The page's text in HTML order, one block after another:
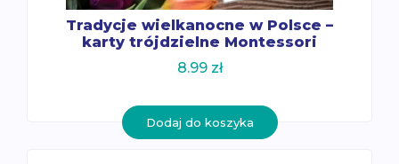
Tradycje wielkanocne w Polsce –
karty trójdzielne Montessori
8.99 zł
Dodaj do koszyka